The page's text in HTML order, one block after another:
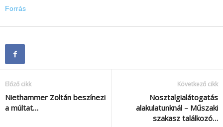
Forrás
Előző cikk
Niethammer Zoltán beszínezi
a múltat…
Következő cikk
Nosztalgialátogatás
alakulatunknál – Műszaki
szakasz találkozó…